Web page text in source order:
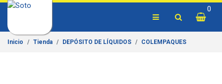
0
Inicio Tienda DEPÓSITO DE LÍQUIDOS COLEMPAQUES